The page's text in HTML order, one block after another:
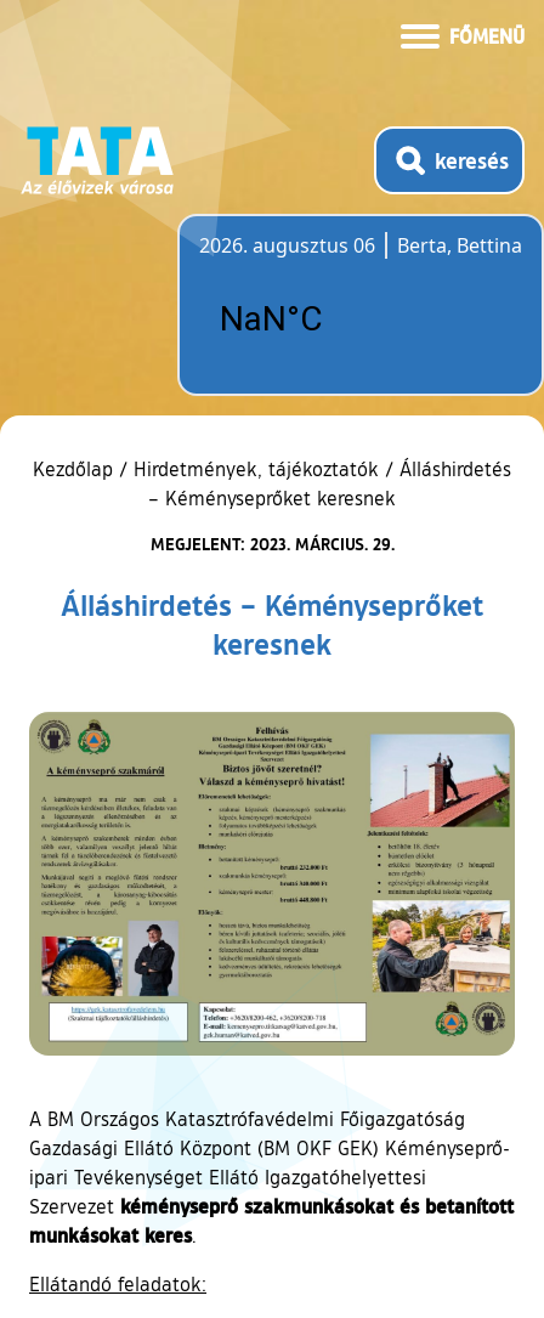
FŐMENÜ
keresés
2026. augusztus 06
Berta, Bettina
Kezdőlap / Hirdetmények, tájékoztatók / Álláshirdetés
– Kéményseprőket keresnek
MEGJELENT: 2023. MÁRCIUS. 29.
Álláshirdetés – Kéményseprőket
keresnek
A BM Országos Katasztrófavédelmi Főigazgatóság
Gazdasági Ellátó Központ (BM OKF GEK) Kéményseprő-
ipari Tevékenységet Ellátó Igazgatóhelyettesi
Szervezet kéményseprő szakmunkásokat és betanított
munkásokat keres.
Ellátandó feladatok: